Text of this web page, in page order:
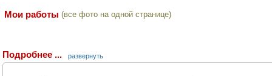
Мои работы (все фото на одной странице)
Подробнее ... развернуть